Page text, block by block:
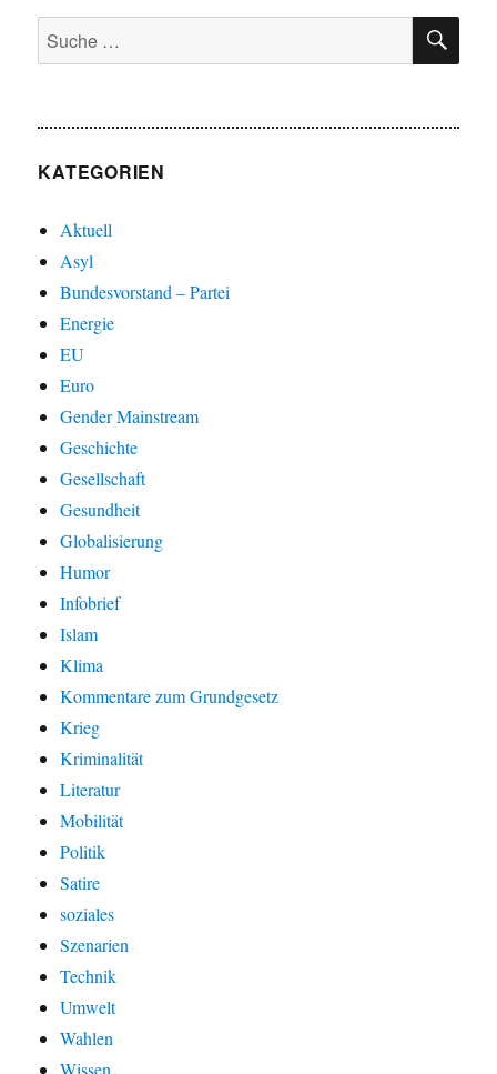
Suche
nach:
KATEGORIEN
Aktuell
Asyl
Bundesvorstand – Partei
Energie
EU
Euro
Gender Mainstream
Geschichte
Gesellschaft
Gesundheit
Globalisierung
Humor
Infobrief
Islam
Klima
Kommentare zum Grundgesetz
Krieg
Kriminalität
Literatur
Mobilität
Politik
Satire
soziales
Szenarien
Technik
Umwelt
Wahlen
Wissen